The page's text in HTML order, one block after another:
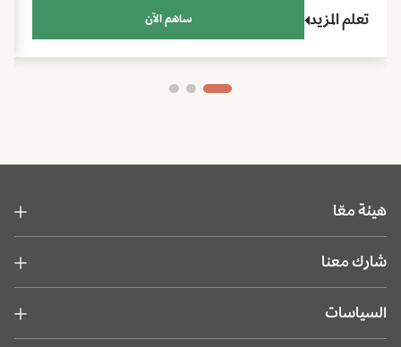
تعلم المزيد ساهم الآن
هيئة معّا
شارك معنا
السياسات